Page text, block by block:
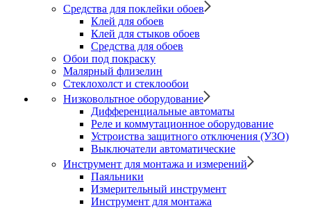
Средства для поклейки обоев
Клей для обоев
Клей для стыков обоев
Средства для обоев
Обои под покраску
Малярный флизелин
Стеклохолст и стеклообои
Низковольтное оборудование
Дифференциальные автоматы
Реле и коммутационное оборудование
Устроиства защитного отключения (УЗО)
Выключатели автоматические
Инструмент для монтажа и измерений
Паяльники
Измерительный инструмент
Инструмент для монтажа